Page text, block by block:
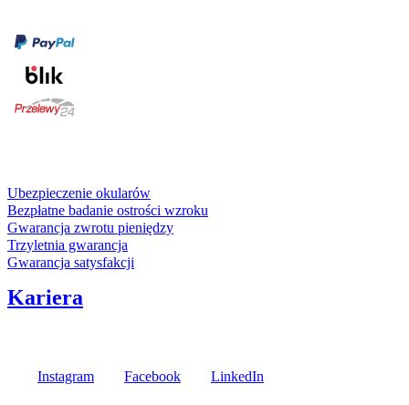
Ubezpieczenie okularów
Bezpłatne badanie ostrości wzroku
Gwarancja zwrotu pieniędzy
Trzyletnia gwarancja
Gwarancja satysfakcji
Kariera
Instagram Facebook LinkedIn